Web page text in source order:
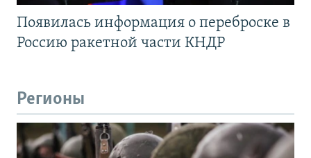
Появилась информация о переброске в
Россию ракетной части КНДР
Регионы